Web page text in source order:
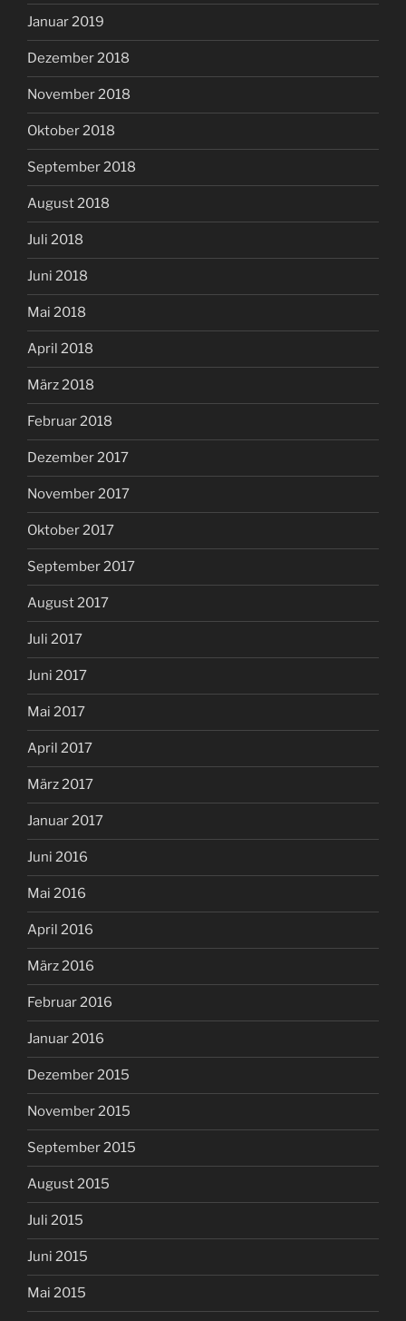
Januar 2019
Dezember 2018
November 2018
Oktober 2018
September 2018
August 2018
Juli 2018
Juni 2018
Mai 2018
April 2018
März 2018
Februar 2018
Dezember 2017
November 2017
Oktober 2017
September 2017
August 2017
Juli 2017
Juni 2017
Mai 2017
April 2017
März 2017
Januar 2017
Juni 2016
Mai 2016
April 2016
März 2016
Februar 2016
Januar 2016
Dezember 2015
November 2015
September 2015
August 2015
Juli 2015
Juni 2015
Mai 2015